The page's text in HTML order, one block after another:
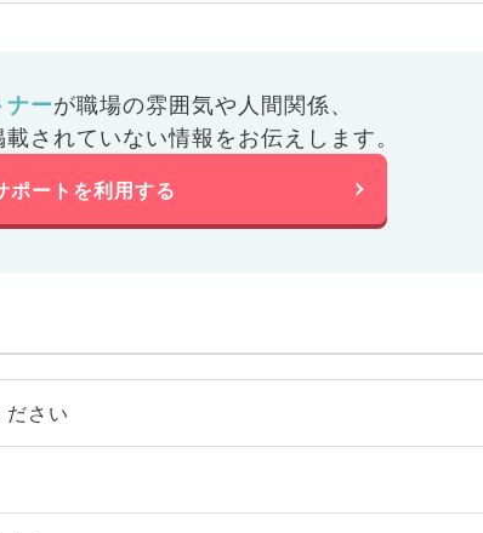
ナーが職場の雰囲気や人間関係、
されていない情報をお伝えします。
ポートを利用する
ださい